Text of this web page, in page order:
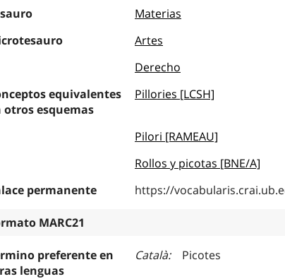
Materias
Artes
Derecho
equivalentes
otros esquemas
Pillories [LCSH]
Pilori [RAMEAU]
Rollos y picotas [BNE/A]
permanente
https://
MARC21
preferente en
lenguas
Català Picotes